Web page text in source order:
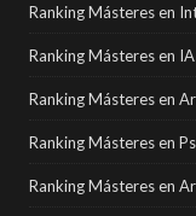
Ranking Másteres en
Ranking Másteres en IA
Ranking Másteres en
Ranking Másteres en
Ranking Másteres en